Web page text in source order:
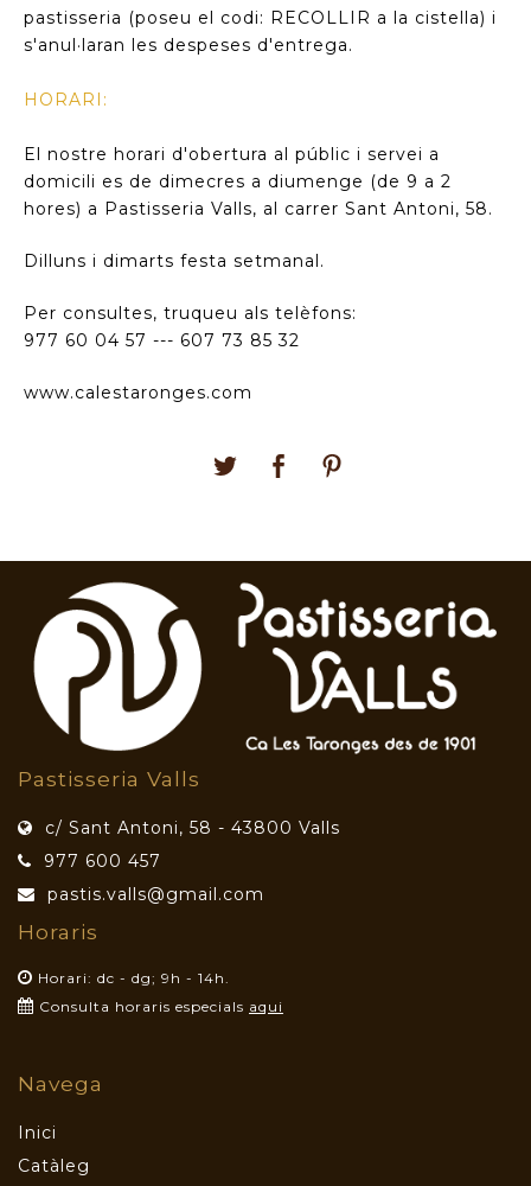
pastisseria (poseu el codi: RECOLLIR a la cistella) i
s'anul·laran les despeses d'entrega.
HORARI:
El nostre horari d'obertura al públic i servei a
domicili es de dimecres a diumenge (de 9 a 2
hores) a Pastisseria Valls, al carrer Sant Antoni, 58.
Dilluns i dimarts festa setmanal.
Per consultes, truqueu als telèfons:
977 60 04 57 --- 607 73 85 32
www.calestaronges.com
Pastisseria Valls
c/ Sant Antoni, 58 - 43800 Valls
977 600 457
pastis.valls@gmail.com
Horaris
Horari: dc - dg; 9h - 14h.
Consulta horaris especials aqui
Navega
Inici
Catàleg